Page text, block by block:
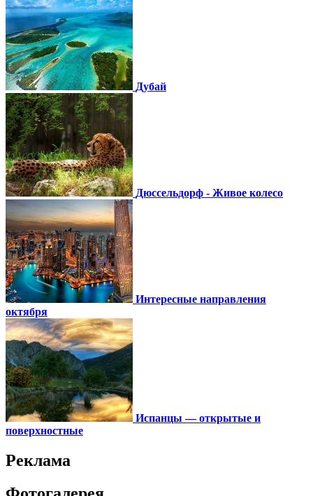
Дубай
Дюссельдорф - Живое колесо
Интересные направления
октября
Испанцы — открытые и
поверхностные
Реклама